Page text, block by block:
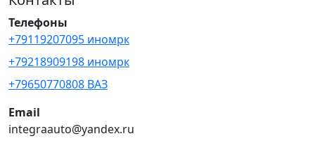
Телефоны
+79119207095 иномрк
+79218909198 иномрк
+79650770808 ВАЗ
Email
integraauto@yandex.ru